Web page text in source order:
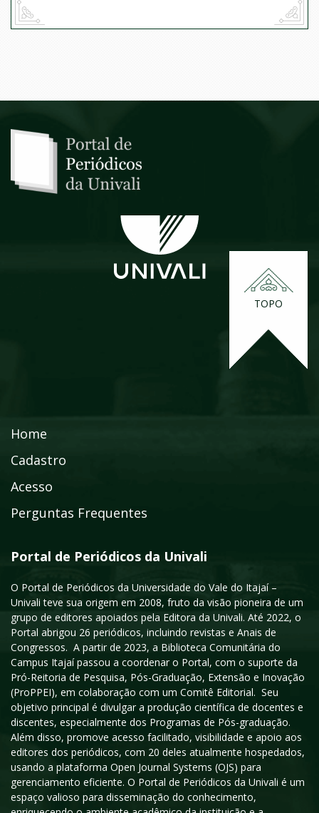
TOPO
Home
Cadastro
Acesso
Perguntas Frequentes
Portal de Periódicos da Univali
O Portal de Periódicos da Universidade do Vale do Itajaí –
Univali teve sua origem em 2008, fruto da visão pioneira de um
grupo de editores apoiados pela Editora da Univali. Até 2022, o
Portal abrigou 26 periódicos, incluindo revistas e Anais de
Congressos. A partir de 2023, a Biblioteca Comunitária do
Campus Itajaí passou a coordenar o Portal, com o suporte da
Pró-Reitoria de Pesquisa, Pós-Graduação, Extensão e Inovação
(ProPPEI), em colaboração com um Comitê Editorial. Seu
objetivo principal é divulgar a produção científica de docentes e
discentes, especialmente dos Programas de Pós-graduação.
Além disso, promove acesso facilitado, visibilidade e apoio aos
editores dos periódicos, com 20 deles atualmente hospedados,
usando a plataforma Open Journal Systems (OJS) para
gerenciamento eficiente. O Portal de Periódicos da Univali é um
espaço valioso para disseminação do conhecimento,